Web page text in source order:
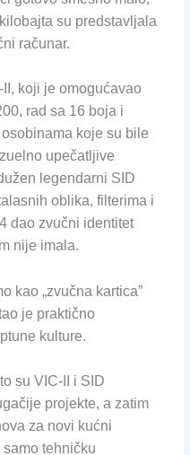
su predstavljala
računar.
koji je omogućavao
rad sa 16 boja i
koje su bile
upečatljive
legendarni SID
oblika, filterima i
dao zvučni identitet
nije imala.
kao „zvučna kartica”
je praktično
kulture.
su VIC-II i SID
projekte, a zatim
za novi kućni
tehničku